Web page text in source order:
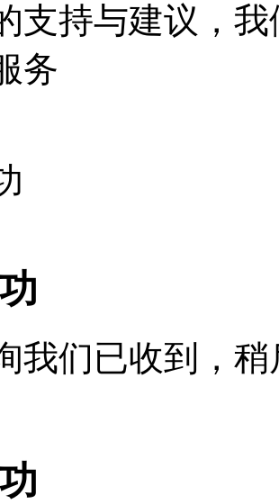
支持与建议，
务
我们已收到，